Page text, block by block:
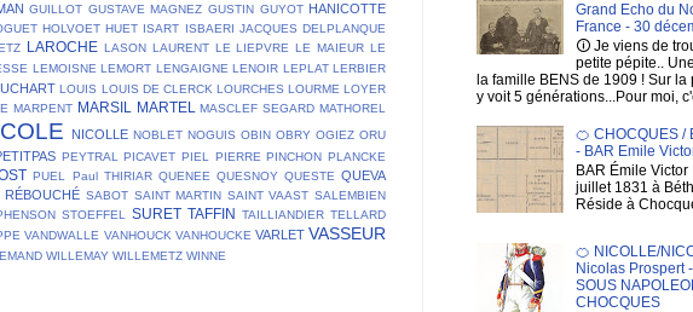
GUILLOT GUSTAVE MAGNEZ GUSTIN GUYOT HANICOTTE
HOLVOET HUET ISART ISBAERI JACQUES DELPLANQUE
LAROCHE LASON LAURENT LE LIEPVRE LE MAIEUR LE
LEMOISNE LEMORT LENGAIGNE LENOIR LEPLAT LERBIER
LOUIS LOUIS DE CLERCK LOURCHES LOURME LOYER
MARPENT MARSIL MARTEL MASCLEF SEGARD MATHOREL
NICOLLE NOBLET NOGUIS OBIN OBRY OGIEZ ORU
PEYTRAL PICAVET PIEL PIERRE PINCHON PLANCKE
PUEL Paul THIRIAR QUENEE QUESNOY QUESTE QUEVA
RÉBOUCHÉ SABOT SAINT MARTIN SAINT VAAST SALEMBIEN
STOEFFEL SURET TAFFIN TAILLIANDIER TELLARD
VANDWALLE VANHOUCK VANHOUCKE VARLET VASSEUR
WILLEMAY WILLEMETZ WINNE
Grand Echo du
France - 30
🛈 Je viens de
petite pépite..
la famille BENS de 1909 ! Sur la
y voit 5 générations...Pour moi,
🍊 CHOCQUES /
- BAR Emile
BAR Émile Victor
juillet 1831 à
Réside à
🍊 NICOLLE/
Nicolas Prospert
SOUS
CHOCQUES